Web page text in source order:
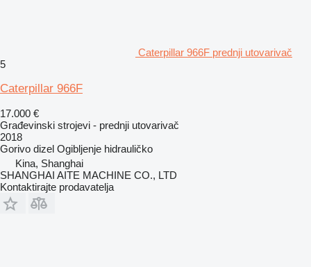
Caterpillar 966F prednji utovarivač
5
Caterpillar 966F
17.000 €
Građevinski strojevi - prednji utovarivač
2018
Gorivo dizel Ogibljenje hidrauličko
Kina, Shanghai
SHANGHAI AITE MACHINE CO., LTD
Kontaktirajte prodavatelja